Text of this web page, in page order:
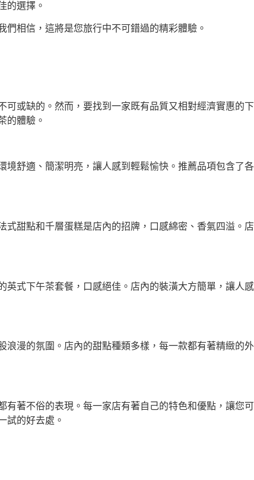
的選擇。
相信，這將是您旅行中不可錯過的精彩體驗。
或缺的。然而，要找到一家既有品質又相對經濟實惠的
的體驗。
舒適、簡潔明亮，讓人感到輕鬆愉快。推薦品項包含了
甜點和千層蛋糕是店內的招牌，口感綿密、香氣四溢。
式下午茶套餐，口感絕佳。店內的裝潢大方簡單，讓人
漫的氛圍。店內的甜點種類多樣，每一款都有著精緻的
著不俗的表現。每一家店有著自己的特色和優點，讓您
試的好去處。